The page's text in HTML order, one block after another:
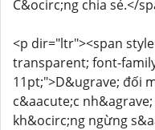
C&ocirc;ng chia sẻ.</
<p dir="ltr"><span
transparent; font-
11pt;">D&ugrave; đối
c&aacute;c
kh&ocirc;ng ngừng